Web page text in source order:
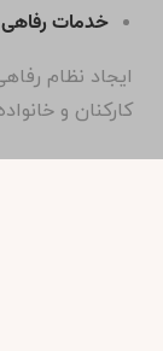
خدمات رفاهی
ایجاد نظام
کارکنان و